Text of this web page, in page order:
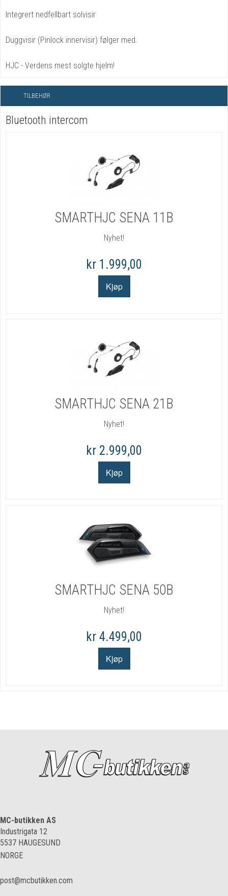
Integrert nedfellbart solvisir
Duggvisir (Pinlock innervisir) følger med.
HJC - Verdens mest solgte hjelm!
TILBEHØR
Bluetooth intercom
SMARTHJC SENA 11B
Nyhet!
kr 1.999,00
SMARTHJC SENA 21B
Nyhet!
kr 2.999,00
SMARTHJC SENA 50B
Nyhet!
kr 4.499,00
MC-butikken AS
Industrigata 12
5537 HAUGESUND
NORGE
post@mcbutikken.com